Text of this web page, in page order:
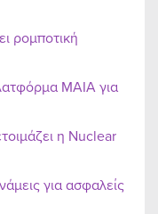
ρομποτική
MAIA για
η Nuclear
για ασφαλείς